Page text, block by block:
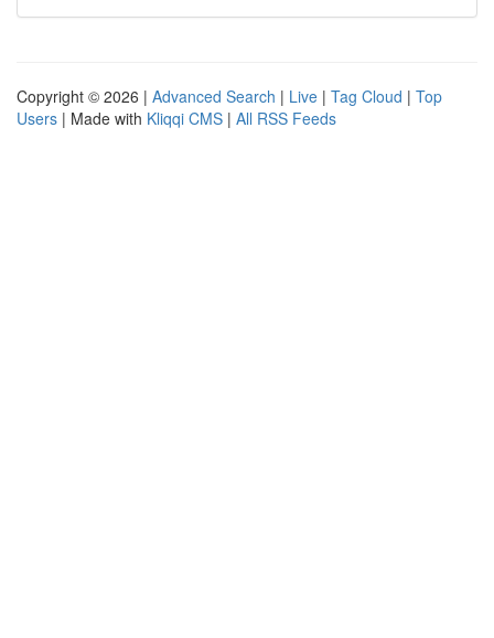
Copyright © 2026 | Advanced Search | Live | Tag Cloud | Top
Users | Made with Kliqqi CMS | All RSS Feeds